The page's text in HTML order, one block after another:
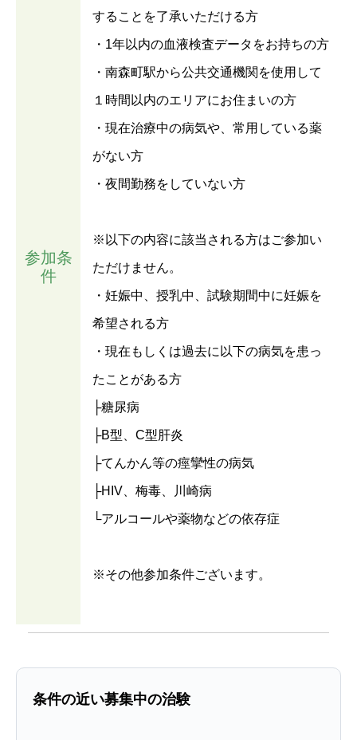
参加条
件
することを了承いただける方
・1年以内の血液検査データをお持ちの方
・南森町駅から公共交通機関を使用して
１時間以内のエリアにお住まいの方
・現在治療中の病気や、常用している薬
がない方
・夜間勤務をしていない方
※以下の内容に該当される方はご参加い
ただけません。
・妊娠中、授乳中、試験期間中に妊娠を
希望される方
・現在もしくは過去に以下の病気を患っ
たことがある方
├糖尿病
├B型、C型肝炎
├てんかん等の痙攣性の病気
├HIV、梅毒、川崎病
└アルコールや薬物などの依存症
※その他参加条件ございます。
条件の近い募集中の治験